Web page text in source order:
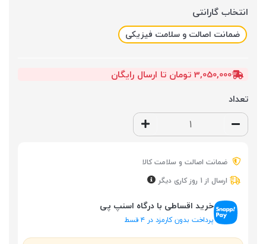
انتخاب گارانتی
ضمانت اصالت و سلامت فیزیکی
3,050,000 تومان تا ارسال رایگان
تعداد
ضمانت اصالت و سلامت کالا
ارسال از 1 روز کاری دیگر
خرید اقساطی با درگاه اسنپ پی
پرداخت بدون کارمزد در ۴ قسط